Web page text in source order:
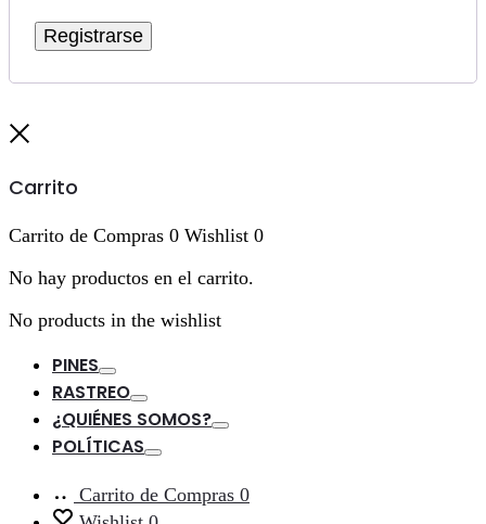
Registrarse
Carrito
Carrito de Compras 0 Wishlist 0
No hay productos en el carrito.
No products in the wishlist
PINES
Toggle
RASTREO
Toggle
¿QUIÉNES SOMOS?
Toggle
POLÍTICAS
Toggle
Carrito de Compras 0